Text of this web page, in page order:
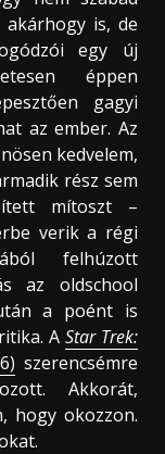
akárhogy is, de
egy új
éppen
gagyi
az ember. Az
kedvelem,
rész sem
mítoszt –
verik a régi
felhúzott
az oldschool
a poént is
A Star Trek:
szerencsémre
Akkorát,
hogy okozzon.